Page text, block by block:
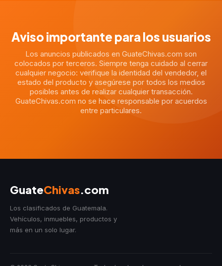
Aviso importante para los usuarios
Los anuncios publicados en GuateChivas.com son
colocados por terceros. Siempre tenga cuidado al cerrar
cualquier negocio: verifique la identidad del vendedor, el
estado del producto y asegúrese por todos los medios
posibles antes de realizar cualquier transacción.
GuateChivas.com no se hace responsable por acuerdos
entre particulares.
GuateChivas.com
Los clasificados de Guatemala.
Vehículos, inmuebles, productos y
más en un solo lugar.